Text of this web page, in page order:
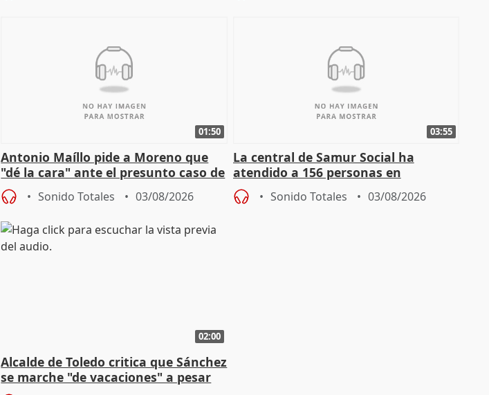
01:50
Antonio Maíllo pide a Moreno que
"dé la cara" ante el presunto caso de
acoso del CEO de ADM
Sonido Totales 03/08/2026
03:55
La central de Samur Social ha
atendido a 156 personas en
situación de calle durante Campaña
de CalorSonido Totales 03/08/2026
02:00
Alcalde de Toledo critica que Sánchez
se marche "de vacaciones" a pesar